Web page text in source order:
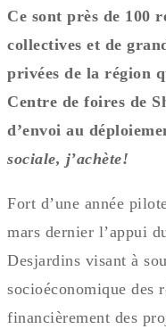
Ce sont près de 100
collectives et de
privées de la région
Centre de foires de
d’envoi au
sociale, j’achète!
Fort d’une année
mars dernier l’appui
Desjardins visant à
socioéconomique des
financièrement des